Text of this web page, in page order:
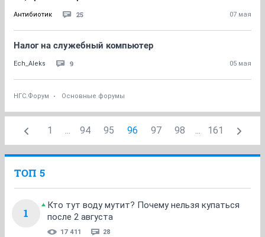
Антибиотик 25 07 мая
Налог на служебный компьютер
Ech_Aleks 9 05 мая
НГС.Форум Основные форумы
1 ... 94 95 96 97 98 ... 161
ТОП 5
1
Кто тут воду мутит? Почему нельзя купаться
после 2 августа
17 411 28